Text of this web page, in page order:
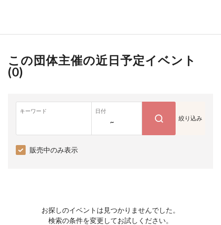
この団体主催の近日予定イベント
(0)
キーワード 日付
~ 絞り込み
販売中のみ表示
お探しのイベントは見つかりませんでした。
検索の条件を変更してお試しください。